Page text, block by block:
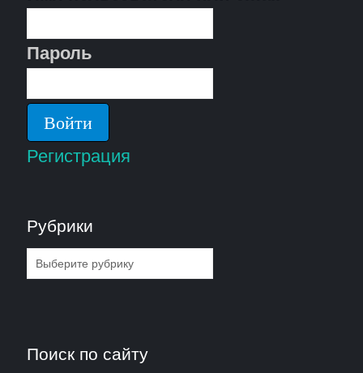
Пароль
Регистрация
Рубрики
Рубрики
Поиск по сайту